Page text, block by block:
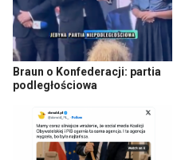
Braun o Konfederacji: partia
podległościowa